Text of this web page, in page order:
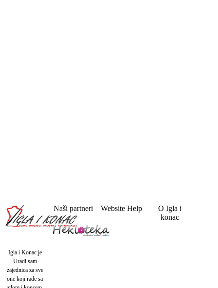
Igla i Konac je
Uradi sam
zajednica za sve
one koji rade sa
Naši partneri Website Help
O Igla i
konac